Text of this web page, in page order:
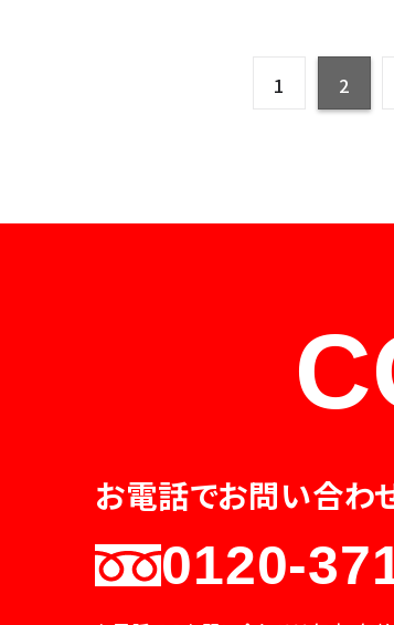
1 2
お電話でお問い合わ
0120-